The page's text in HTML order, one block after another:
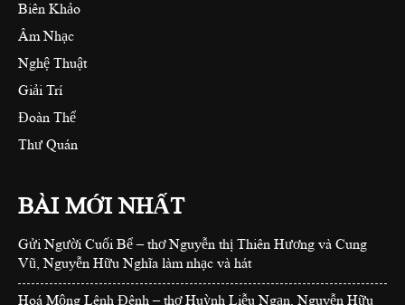
Biên Khảo
Âm Nhạc
Nghệ Thuật
Giải Trí
Đoàn Thể
Thư Quán
BÀI MỚI NHẤT
Gửi Người Cuối Bể – thơ Nguyễn thị Thiên Hương và Cung
Vũ, Nguyễn Hữu Nghĩa làm nhạc và hát
Hoá Mộng Lênh Đênh – thơ Huỳnh Liễu Ngạn, Nguyễn Hữu